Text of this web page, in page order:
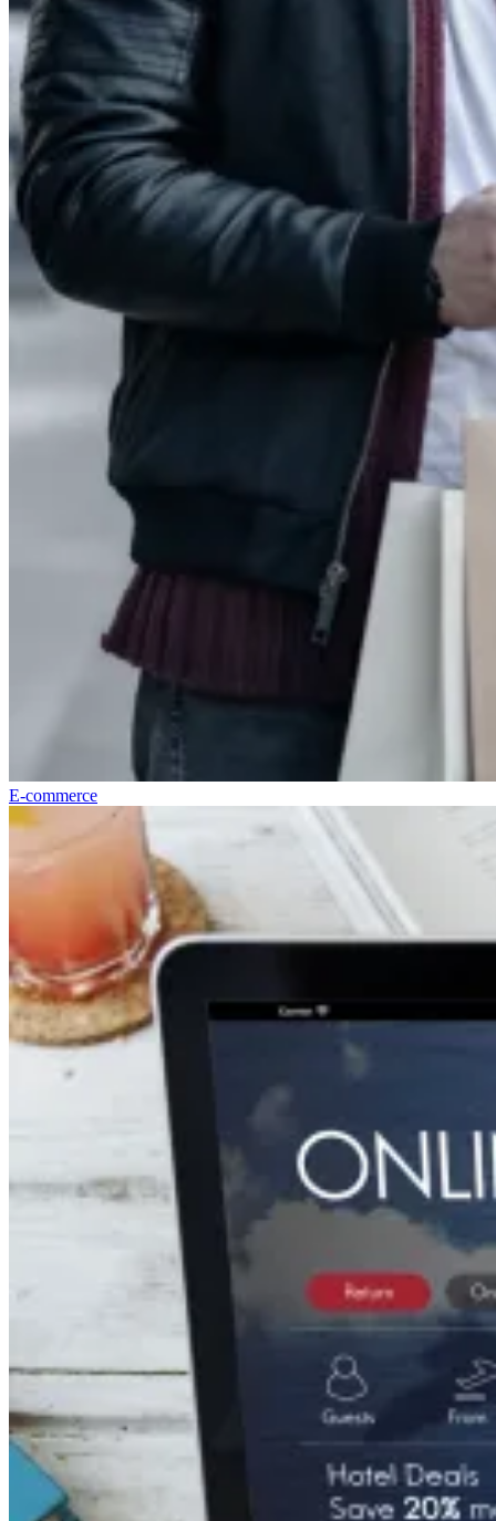
E-commerce